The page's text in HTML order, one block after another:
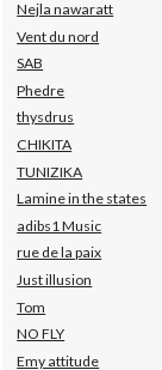
Nejla nawaratt
Vent du nord
SAB
Phedre
thysdrus
CHIKITA
TUNIZIKA
Lamine in the states
adibs1 Music
rue de la paix
Just illusion
Tom
NO FLY
Emy attitude